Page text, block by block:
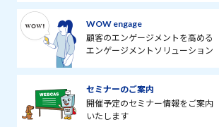
WOW engage
顧客のエンゲージメントを高める
エンゲージメントソリューション
セミナーのご案内
開催予定のセミナー情報をご案内
いたします